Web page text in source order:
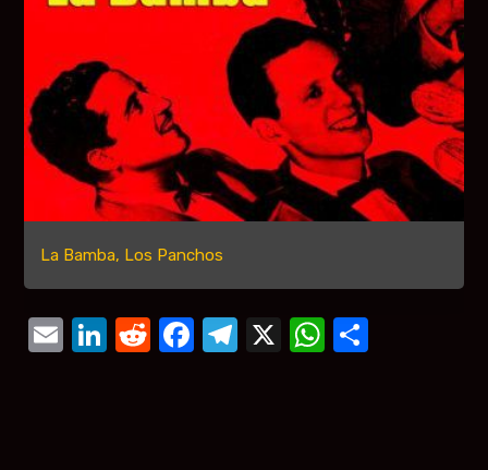
La Bamba, Los Panchos
Email
LinkedIn
Reddit
Facebook
Telegram
X